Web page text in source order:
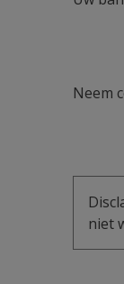
Neem
niet